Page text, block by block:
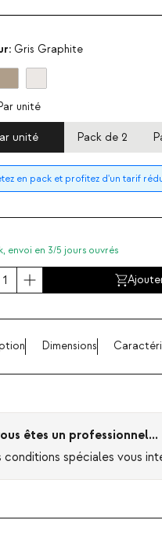
Gris Graphite
unité
unité Pack de 2
en pack et profitez d'un tarif
envoi en 3/5 jours ouvrés
Dimensions
êtes un professionnel...
conditions spéciales vous